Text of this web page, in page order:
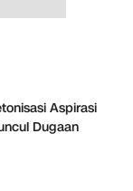
Aspirasi
Dugaan